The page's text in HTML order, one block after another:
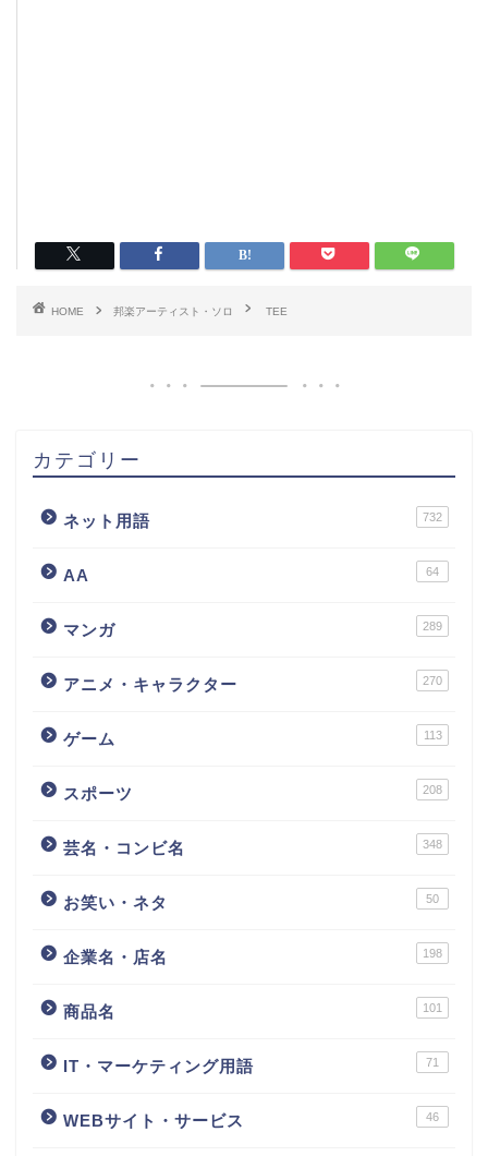
HOME 邦楽アーティスト・ソロ TEE
カテゴリー
ネット用語 732
AA 64
マンガ 289
アニメ・キャラクター 270
ゲーム 113
スポーツ 208
芸名・コンビ名 348
お笑い・ネタ 50
企業名・店名 198
商品名 101
IT・マーケティング用語 71
WEBサイト・サービス 46